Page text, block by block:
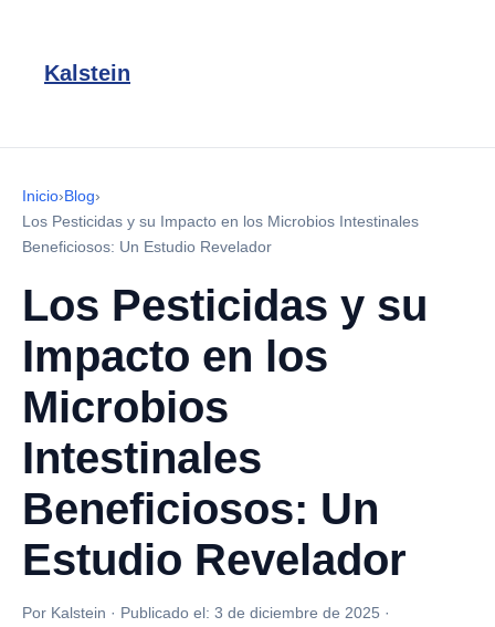
Kalstein
Inicio›Blog›
Los Pesticidas y su Impacto en los Microbios Intestinales
Beneficiosos: Un Estudio Revelador
Los Pesticidas y su
Impacto en los
Microbios
Intestinales
Beneficiosos: Un
Estudio Revelador
Por Kalstein · Publicado el: 3 de diciembre de 2025 ·